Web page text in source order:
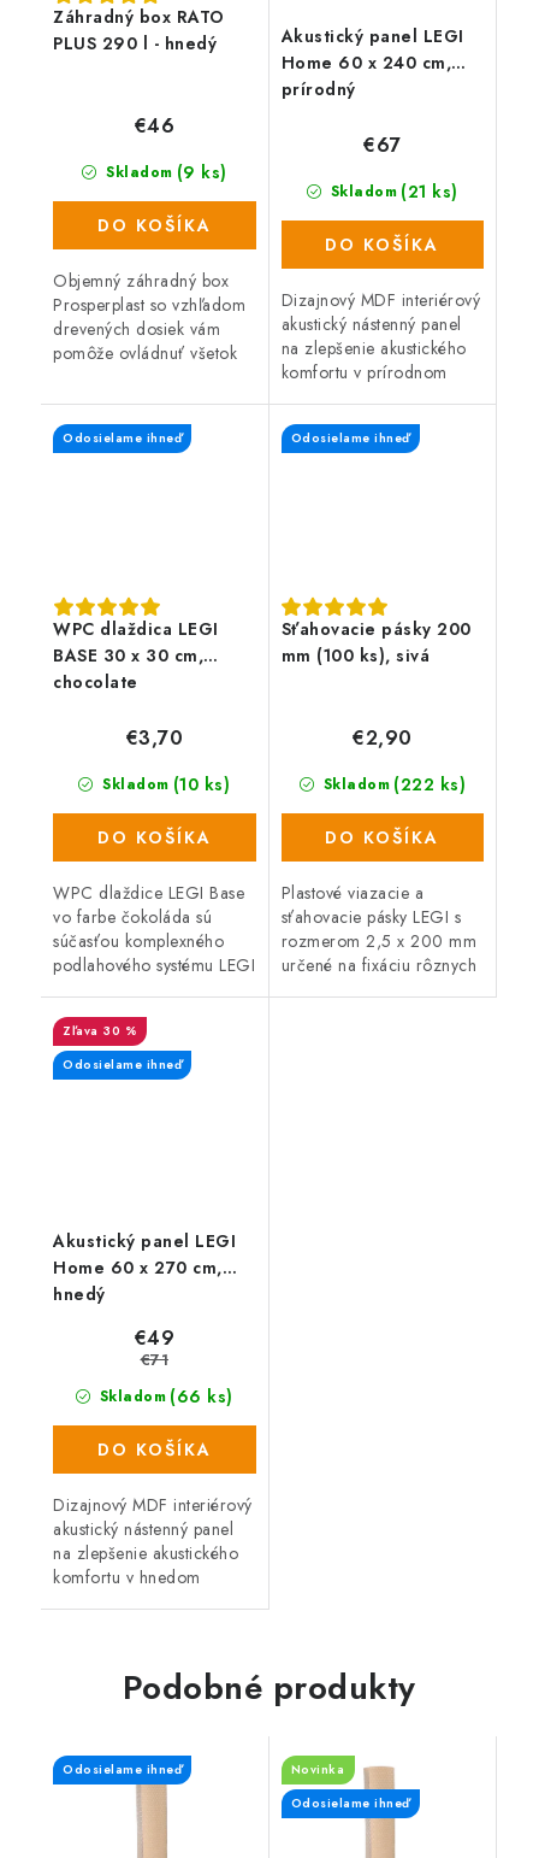
Záhradný box RATO
PLUS 290 l - hnedý
Skladom (9 ks)
€46
DO KOŠÍKA
Objemný záhradný box
Prosperplast so vzhľadom
drevených dosiek vám
pomôže ovládnuť všetok
objemom 290 litrov
predstavuje praktického a
vďaka kolieskam tiež...
Akustický panel LEGI
Home 60 x 240 cm,
prírodný
Skladom (21 ks)
€67
DO KOŠÍKA
Dizajnový MDF interiérový
akustický nástenný panel
na zlepšenie akustického
komfortu v prírodnom
Atraktívny dizajn,
jednoduchá montáž s
WPC dlaždica LEGI
BASE 30 x 30 cm,
chocolate
Odosielame ihneď
Skladom (10 ks)
€3,70
DO KOŠÍKA
WPC dlaždice LEGI Base
vo farbe čokoláda sú
súčasťou komplexného
podlahového systému LEGI
exteriérovú podlahovú
krytinu. Majú veľmi
jednoduchú a...
Sťahovacie pásky 200
mm (100 ks), sivá
Odosielame ihneď
Skladom (222 ks)
€2,90
DO KOŠÍKA
Plastové viazacie a
sťahovacie pásky LEGI s
rozmerom 2,5 x 200 mm
určené na fixáciu rôznych
Akustický panel LEGI
Home 60 x 270 cm,
hnedý
30 %
Odosielame ihneď
Skladom (66 ks)
€49
€71
DO KOŠÍKA
Dizajnový MDF interiérový
akustický nástenný panel
na zlepšenie akustického
komfortu v hnedom
rozmermi 270 x 60 cm
Podobné produkty
Odosielame ihneď
Novinka
Odosielame ihneď